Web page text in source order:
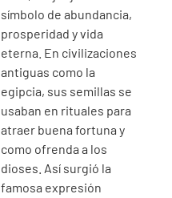
símbolo de abundancia,
prosperidad y vida
eterna. En civilizaciones
antiguas como la
egipcia, sus semillas se
usaban en rituales para
atraer buena fortuna y
como ofrenda a los
dioses. Así surgió la
famosa expresión